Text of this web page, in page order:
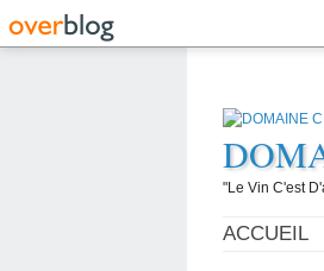
"Le Vin C'est
ACCUEIL